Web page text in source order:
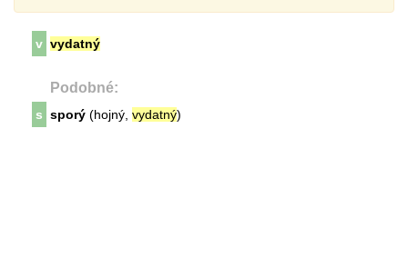
v vydatný
Podobné:
s sporý (hojný, vydatný)